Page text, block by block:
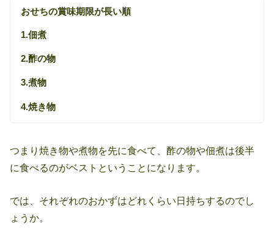
おせちの賞味期限が長い順
1.佃煮
2.酢の物
3.煮物
4.焼き物
つまり焼き物や煮物を先に食べて、酢の物や佃煮は後半
に食べるのがベストということになります。
では、それぞれのおかずはどれくらい日持ちするのでし
ょうか。